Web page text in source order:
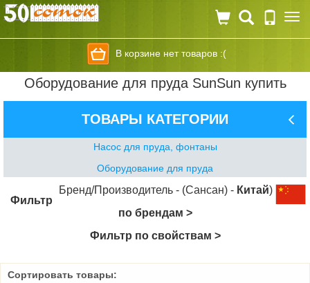
В корзине нет товаров :(
Оборудование для пруда SunSun купить
ТОВАРЫ КАТЕГОРИИ
Насос для пруда, фонтаны
Оборудование для пруда
Бренд/Производитель - (Сансан) - Китай)
Фильтр
по брендам >
Фильтр по свойствам >
Сортировать товары: